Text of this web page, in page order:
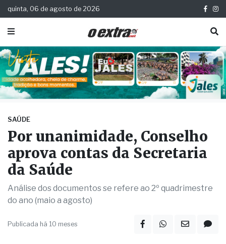
quinta, 06 de agosto de 2026
SAÚDE
Por unanimidade, Conselho
aprova contas da Secretaria
da Saúde
Análise dos documentos se refere ao 2º quadrimestre
do ano (maio a agosto)
Publicada há 10 meses